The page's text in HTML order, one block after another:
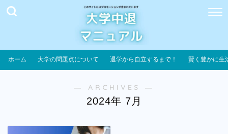
ホーム 大学の問題点について 退学から自立するまで！ 賢く豊かに生
― ARCHIVES ―
2024年 7月